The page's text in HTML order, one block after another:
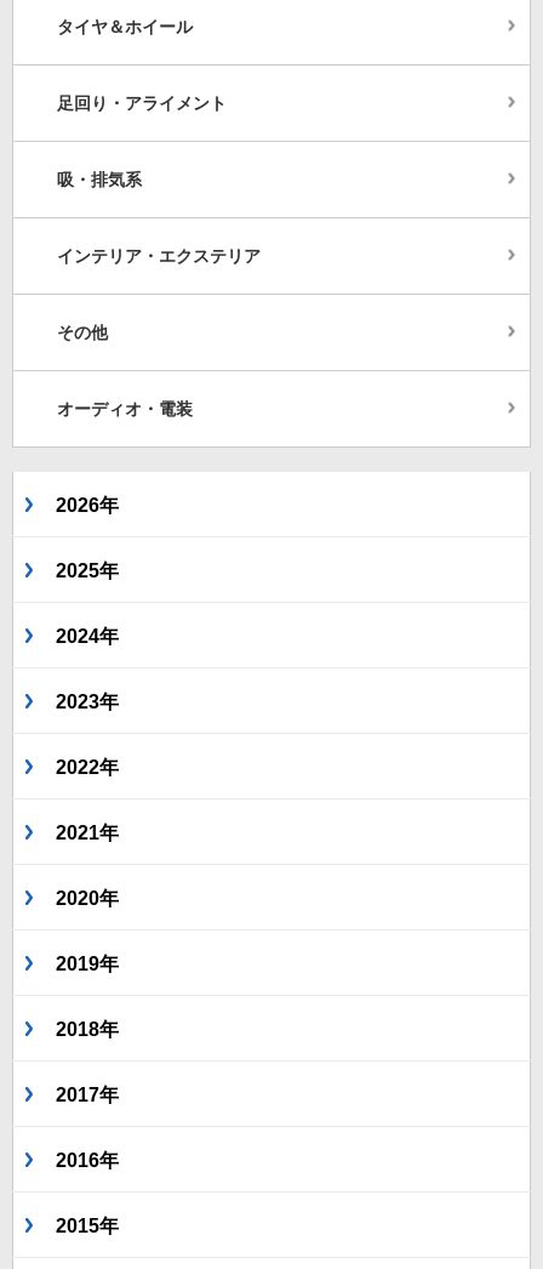
タイヤ＆ホイール
足回り・アライメント
吸・排気系
インテリア・エクステリア
その他
オーディオ・電装
2026年
2025年
2024年
2023年
2022年
2021年
2020年
2019年
2018年
2017年
2016年
2015年